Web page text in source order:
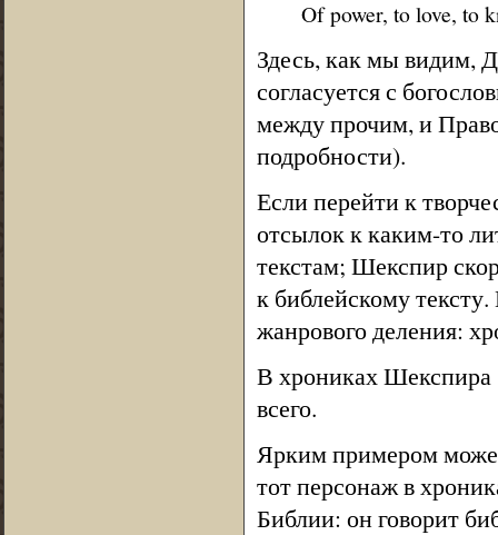
Of power, to love, to
Здесь, как мы видим,
согласуется с
между прочим, и
подробности).
Если перейти к
отсылок к каким-то
текстам; Шекспир
к библейскому
жанрового деления:
В хрониках Шекспира
всего.
Ярким примером
тот персонаж в
Библии: он говорит